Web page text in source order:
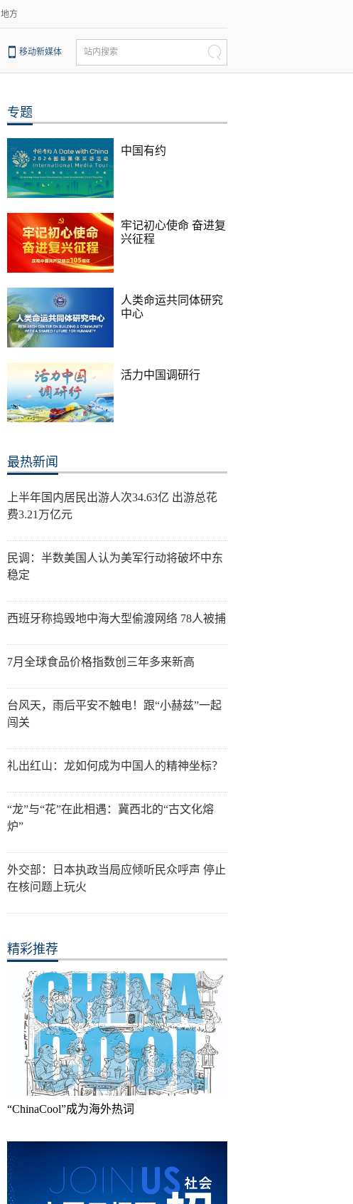
地方
移动新媒体 站内搜索
专题
中国有约
牢记初心使命 奋进复
兴征程
人类命运共同体研究
中心
活力中国调研行
最热新闻
上半年国内居民出游人次34.63亿 出游总花
费3.21万亿元
民调：半数美国人认为美军行动将破坏中东
稳定
西班牙称捣毁地中海大型偷渡网络 78人被捕
7月全球食品价格指数创三年多来新高
台风天，雨后平安不触电！跟“小赫兹”一起
闯关
礼出红山：龙如何成为中国人的精神坐标？
“龙”与“花”在此相遇：冀西北的“古文化熔
炉”
外交部：日本执政当局应倾听民众呼声 停止
在核问题上玩火
精彩推荐
“ChinaCool”成为海外热词